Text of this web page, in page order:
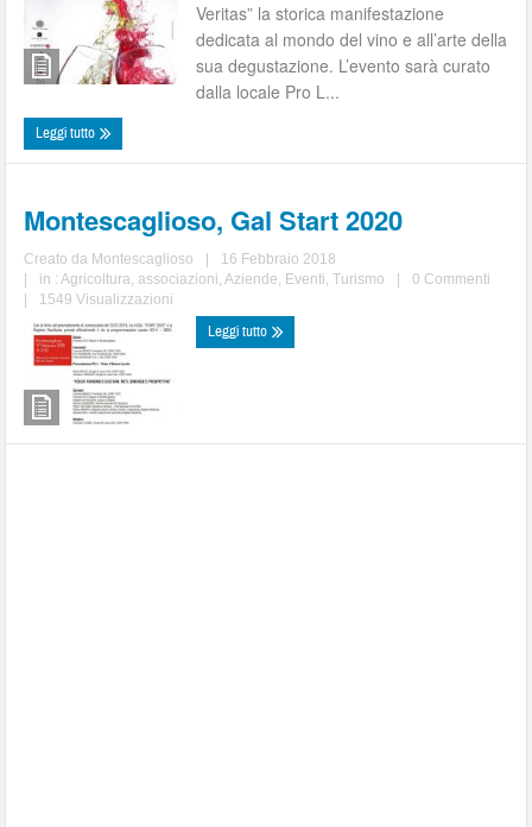
Veritas” la storica manifestazione
dedicata al mondo del vino e all’arte della
sua degustazione. L’evento sarà curato
dalla locale Pro L...
Leggi tutto
Montescaglioso, Gal Start 2020
Creato da Montescaglioso
16 Febbraio 2018
in :Agricoltura,associazioni,Aziende, Eventi,Turismo
0 Commenti
1549 Visualizzazioni
Leggi tutto